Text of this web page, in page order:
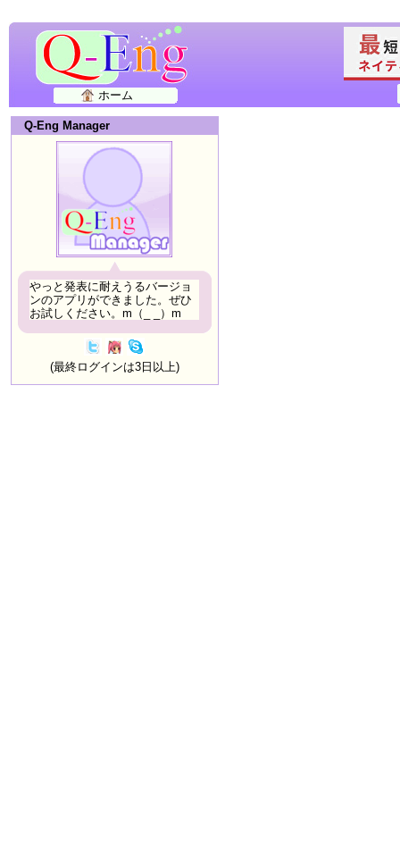
ホーム
Q-Eng Manager
やっと発表に耐えうるバージョ
ンのアプリができました。ぜひ
お試しください。m（_ _）m
(最終ログインは3日以上)